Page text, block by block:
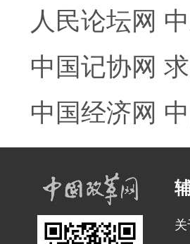
人民论坛网
中国记协网
中国经济网